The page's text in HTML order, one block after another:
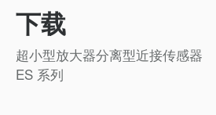
下载
超小型放大器分离型近接传感器
ES 系列